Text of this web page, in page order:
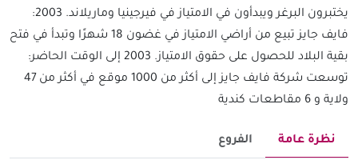
يختبرون البرغر ويبدأون في الامتياز في فيرجينيا وماريلاند. 2003:
فايف جايز تبيع من أراضي الامتياز في غضون 18 شهرًا وتبدأ في فتح
بقية البلاد للحصول على حقوق الامتياز. 2003 إلى الوقت الحاضر:
توسعت شركة فايف جايز إلى أكثر من 1000 موقع في أكثر من 47
ولاية و 6 مقاطعات كندية
نظرة عامة الفروع